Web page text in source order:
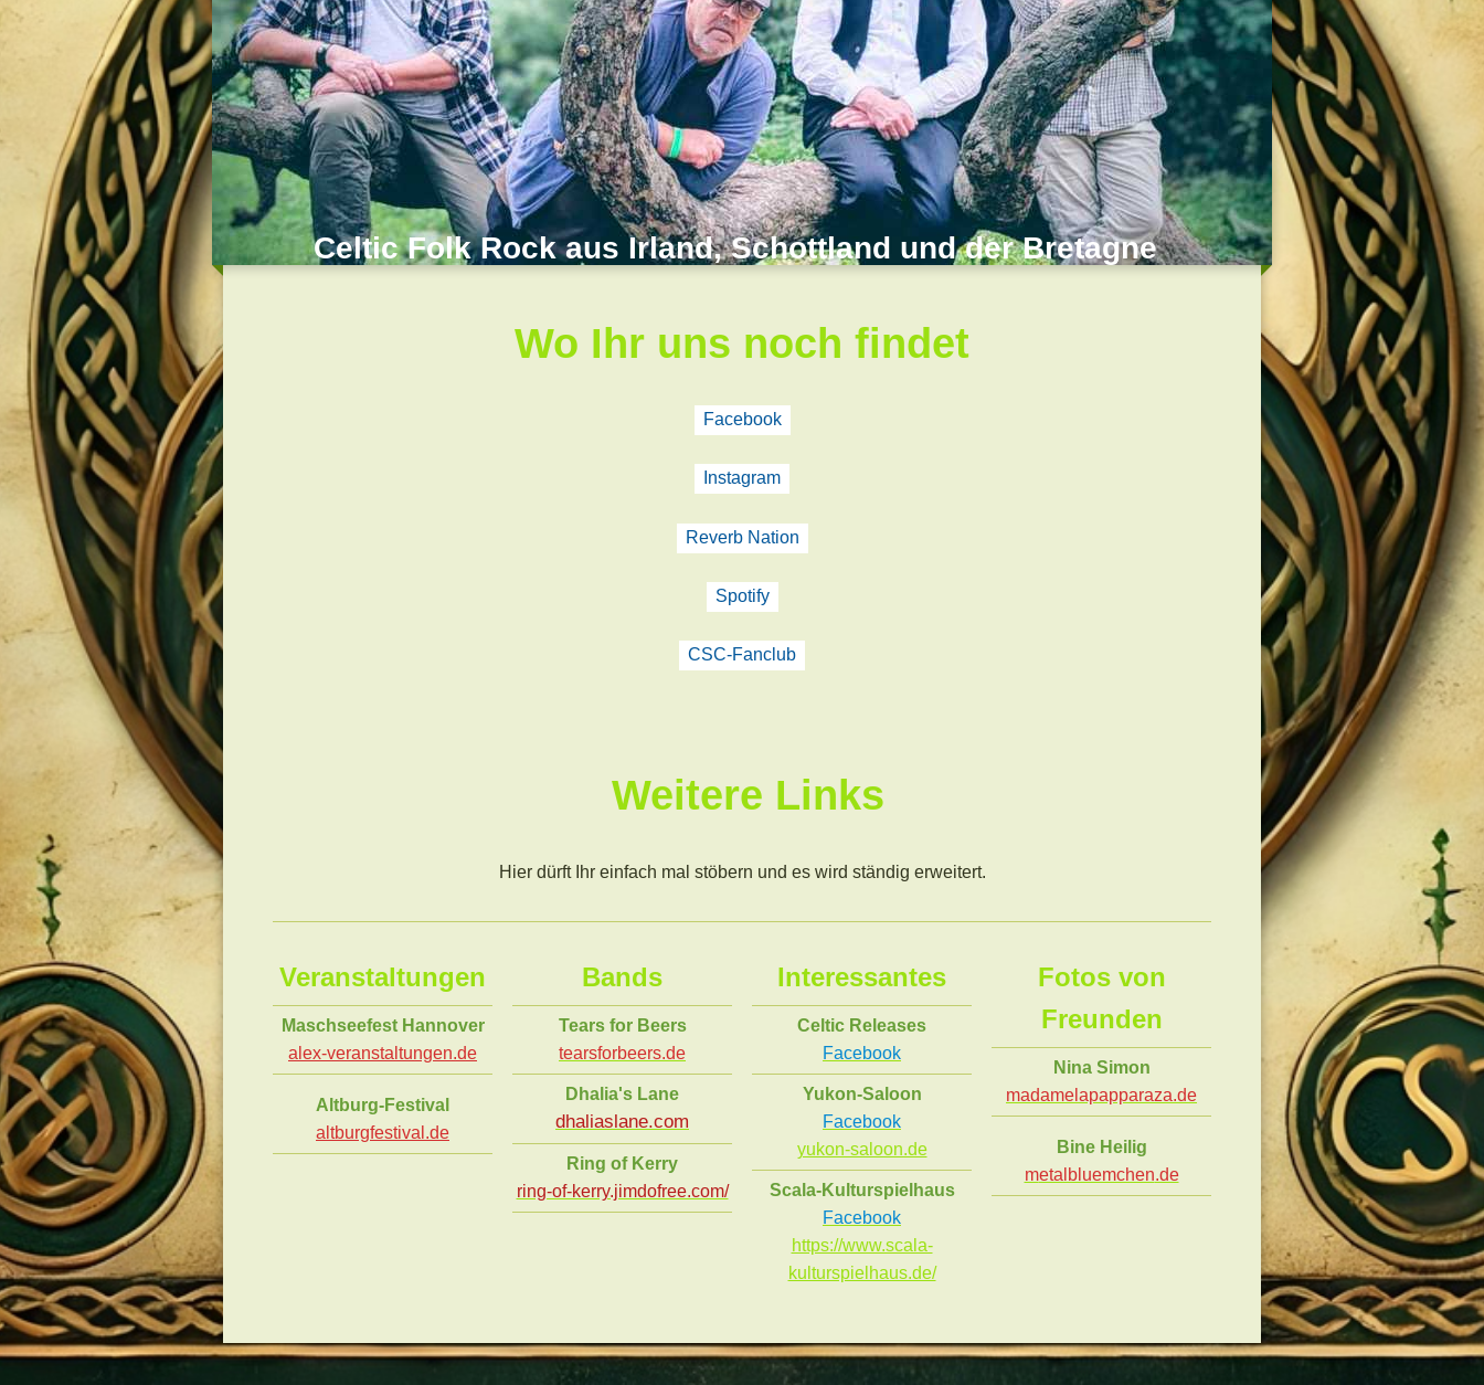
Celtic Folk Rock aus Irland, Schottland und der Bretagne
Wo Ihr uns noch findet
Facebook
Instagram
Reverb Nation
Spotify
CSC-Fanclub
Weitere Links
Hier dürft Ihr einfach mal stöbern und es wird ständig erweitert.
Veranstaltungen
Maschseefest Hannover
alex-veranstaltungen.de
Altburg-Festival
altburgfestival.de
Bands
Tears for Beers
tearsforbeers.de
Dhalia's Lane
dhaliaslane.com
Ring of Kerry
ring-of-kerry.jimdofree.com/
Interessantes
Celtic Releases
Facebook
Yukon-Saloon
Facebook
yukon-saloon.de
Scala-Kulturspielhaus
Facebook
https://www.scala-
kulturspielhaus.de/
Fotos von
Freunden
Nina Simon
madamelapapparaza.de
Bine Heilig
metalbluemchen.de